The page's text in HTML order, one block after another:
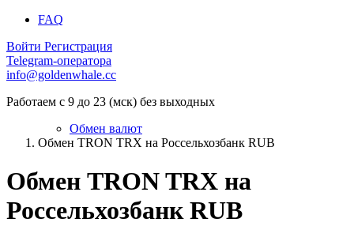
FAQ
Войти Регистрация
Telegram-оператора
info@goldenwhale.cc
Работаем с 9 до 23 (мск) без выходных
Обмен валют
Обмен TRON TRX на Россельхозбанк RUB
Обмен TRON TRX на
Россельхозбанк RUB